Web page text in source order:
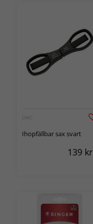
DMC
Ihopfällbar sax svart
139 kr